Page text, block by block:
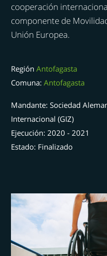
cooperación
componente de
Unión Europea.
RegiónAntofagasta
Comuna:Antofagasta
Mandante: Sociedad
Internacional (GIZ)
Ejecución: 2020 - 2021
Estado: Finalizado